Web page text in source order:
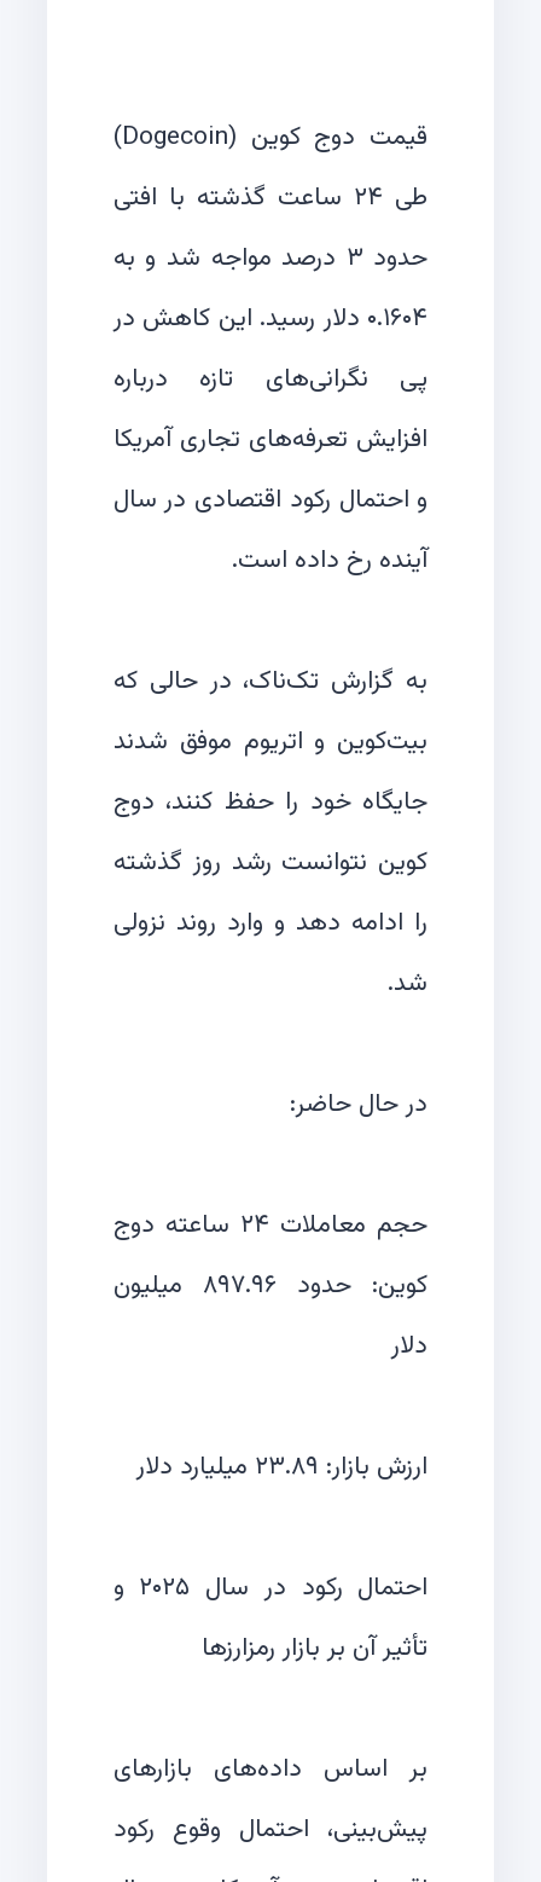
قیمت دوج کوین (Dogecoin)
طی ۲۴ ساعت گذشته با افتی
حدود ۳ درصد مواجه شد و به
۰.۱۶۰۴ دلار رسید. این کاهش در
پی نگرانی‌های تازه درباره
افزایش تعرفه‌های تجاری آمریکا
و احتمال رکود اقتصادی در سال
به گزارش تک‌ناک، در حالی که
بیت‌کوین و اتریوم موفق شدند
جایگاه خود را حفظ کنند، دوج
کوین نتوانست رشد روز گذشته
را ادامه دهد و وارد روند نزولی
حجم معاملات ۲۴ ساعته دوج
کوین: حدود ۸۹۷.۹۶ میلیون
دلار
ارزش بازار: ۲۳.۸۹ میلیارد دلار
احتمال رکود در سال ۲۰۲۵ و
بر اساس داده‌های بازارهای
پیش‌بینی، احتمال وقوع رکود